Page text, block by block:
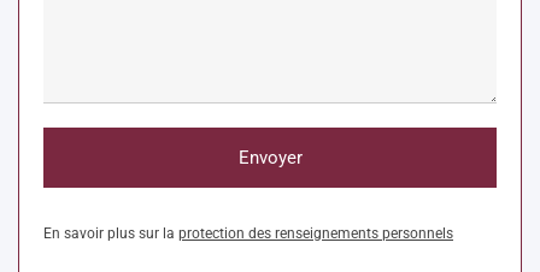
Envoyer
En savoir plus sur la protection des renseignements personnels